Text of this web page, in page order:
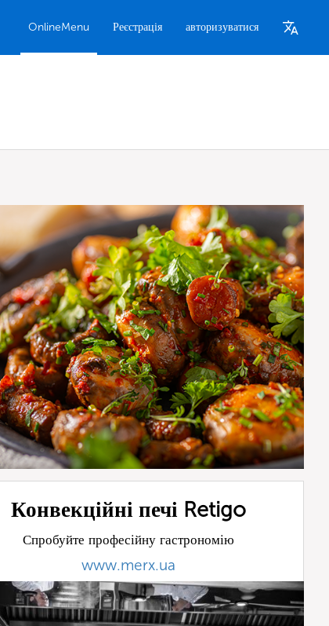
OnlineMenu Реєстрація авторизуватися
Конвекційні печі Retigo
Спробуйте професійну гастрономію
www.merx.ua